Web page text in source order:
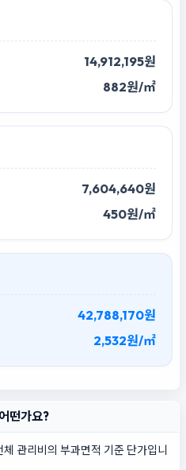
14,912,195원
882원/㎡
7,604,640원
450원/㎡
42,788,170원
2,532원/㎡
떤가요?
관리비의 부과면적 기준 단가입니